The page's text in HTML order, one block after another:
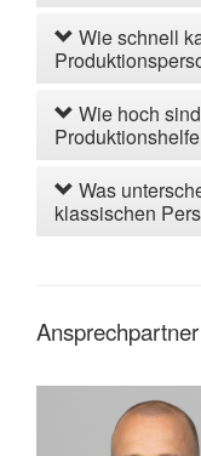
Wie schnell
Wie hoch
Was
klassischen